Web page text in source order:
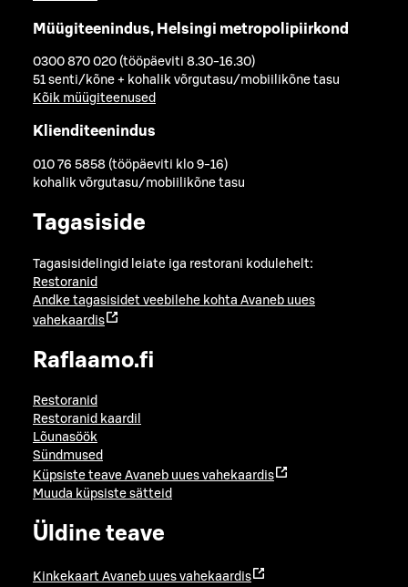
Müügiteenindus, Helsingi metropolipiirkond
0300 870 020 (tööpäeviti 8.30-16.30)
51 senti/kõne + kohalik võrgutasu/mobiilikõne tasu
Kõik müügiteenused
Klienditeenindus
010 76 5858 (tööpäeviti klo 9-16)
kohalik võrgutasu/mobiilikõne tasu
Tagasiside
Tagasisidelingid leiate iga restorani kodulehelt:
Restoranid
Andke tagasisidet veebilehe kohta Avaneb uues
vahekaardis
Raflaamo.fi
Restoranid
Restoranid kaardil
Lõunasöök
Sündmused
Küpsiste teave Avaneb uues vahekaardis
Muuda küpsiste sätteid
Üldine teave
Kinkekaart Avaneb uues vahekaardis